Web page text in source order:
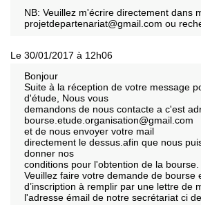
NB: Veuillez m'écrire directement dans
projetdepartenariat@gmail.com ou
Le 30/01/2017 à 12h06
Bonjour
Suite à la réception de votre message
d'étude, Nous vous
demandons de nous contacte a c'est
bourse.etude.organisation@gmail.com
et de nous envoyer votre mail
directement le dessus.afin que nous
donner nos
conditions pour l'obtention de la bourse.
Veuillez faire votre demande de bourse
d’inscription à remplir par une lettre de
l'adresse émail de notre secrétariat ci